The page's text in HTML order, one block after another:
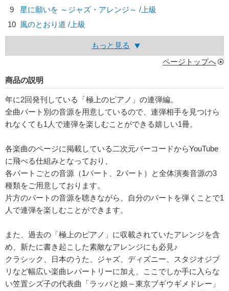
9
星に願いを ～ジャズ・アレンジ～ /上級
10 風のとおり道 /上級
もっと見る
ページトップへ
商品の説明
年に2回発刊している「極上のピアノ」の連弾編。
全曲パート別の音源を用意しているので、連弾相手を見つけら
れなくても1人で連弾を楽しむことができる嬉しい1冊。
各楽曲のページに掲載している二次元バーコードからYouTube
に飛べる仕組みとなっており、
各パートごとの音源（1パート、2パート）と全体演奏音源の3
種類をご用意しております。
片方のパートの音源を聴きながら、自分のパートを弾くことで1
人で連弾を楽しむことができます。
また、過去の「極上のピアノ」に収載されていたアレンジを含
め、新たに書き起こした素敵なアレンジにも必見♪
クラシック、日本のうた、ジャズ、ディズニー、スタジオジブ
リなど幅広い楽曲レパートリーに加え、ここでしか手に入らな
い笠置シズ子の代表曲「ラッパと娘～東京ブギウギメドレー」